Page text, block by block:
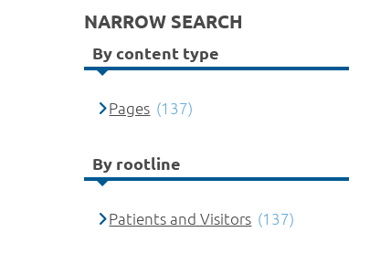
NARROW SEARCH
By content type
Pages (137)
By rootline
Patients and Visitors (137)